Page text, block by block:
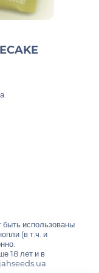
быть использованы
(в т.ч. и
18 лет и в